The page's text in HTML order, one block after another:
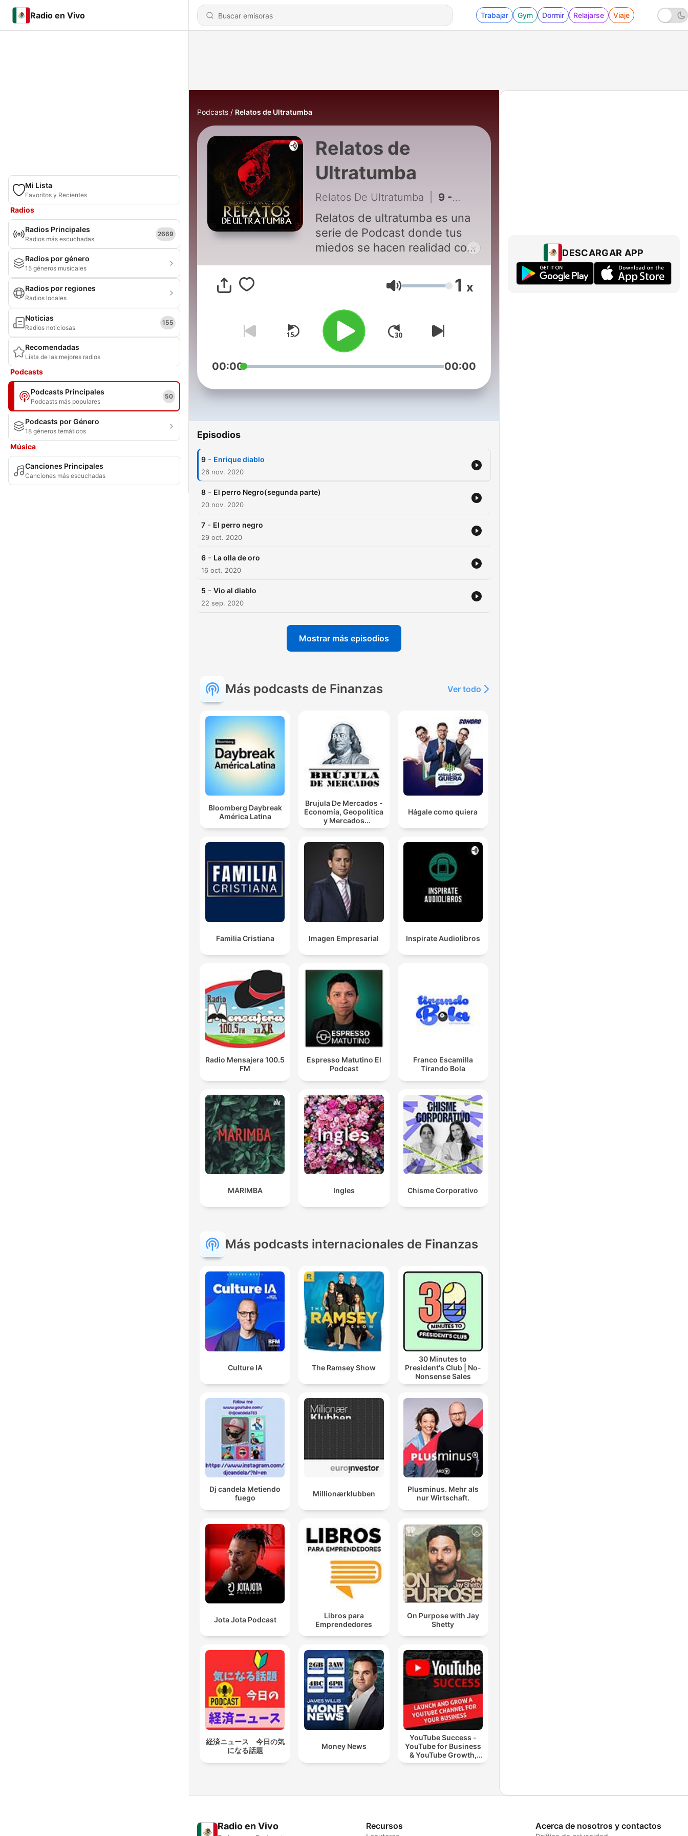
Radio en Vivo Trabajar Gym Dormir Relajarse Viaje
Mi Lista
Favoritos y Recientes
Radios
Radios Principales
Radios más escuchadas
2669
Radios por género
15 géneros musicales
Radios por regiones
Radios locales
Noticias
Radios noticiosas
155
Recomendadas
Lista de las mejores radios
Podcasts
Podcasts Principales
Podcasts más populares
50
Podcasts por Género
18 géneros temáticos
Música
Canciones Principales
Canciones más escuchadas
Podcasts Relatos de Ultratumba
Relatos de
Ultratumba
Relatos De Ultratumba 9 - Enrique diablo
Relatos de ultratumba es una
serie de Podcast donde tus
miedos se hacen realidad con
las historias de las personas
que han vivido un evento
Volumen 1 x
00:00 00:00
Episodios
9 - Enrique diablo
26 nov. 2020
8 - El perro Negro(segunda parte)
20 nov. 2020
7 - El perro negro
29 oct. 2020
6 - La olla de oro
16 oct. 2020
5 - Vio al diablo
22 sep. 2020
Mostrar más episodios
Más podcasts de Finanzas Ver todo
Bloomberg Daybreak
América Latina
Brujula De Mercados -
Economía, Geopolítica
y Mercados
Financieros.
Hágale como quiera
Familia Cristiana Imagen Empresarial Inspirate Audiolibros
Radio Mensajera 100.5
FM
Espresso Matutino El
Podcast
Franco Escamilla
Tirando Bola
MARIMBA Ingles Chisme Corporativo
Más podcasts internacionales de Finanzas
Culture IA The Ramsey Show
30 Minutes to
President's Club | No-
Nonsense Sales
Dj candela Metiendo
fuego
Millionærklubben
Plusminus. Mehr als
nur Wirtschaft.
Jota Jota Podcast
Libros para
Emprendedores
On Purpose with Jay
Shetty
経済ニュース 今日の気
になる話題
Money News
YouTube Success -
YouTube for Business
& YouTube Growth,
Video Marketing
DESCARGAR APP
Radio en Vivo Recursos Acerca de nosotros y contactos